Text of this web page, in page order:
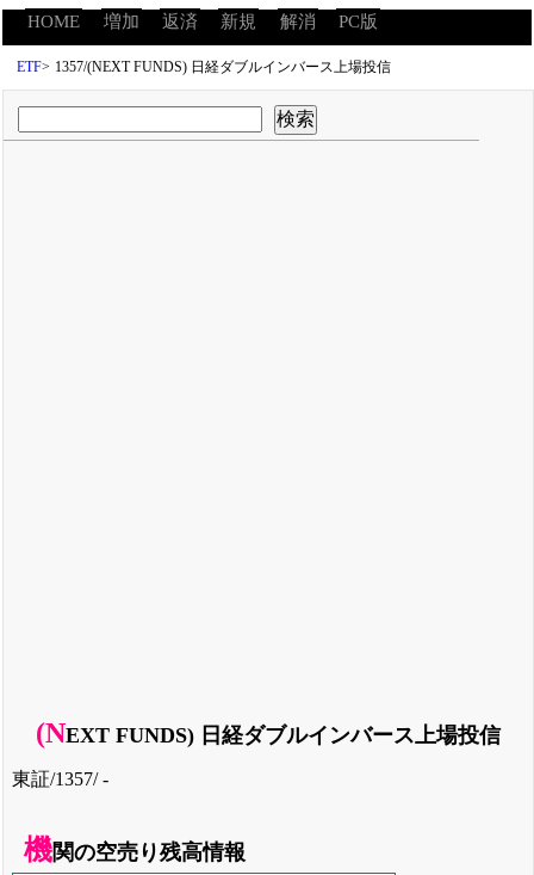
HOME 増加 返済 新規 解消 PC版
ETF> 1357/(NEXT FUNDS) 日経ダブルインバース上場投信
(NEXT FUNDS) 日経ダブルインバース上場投信
東証/1357/ -
機関の空売り残高情報